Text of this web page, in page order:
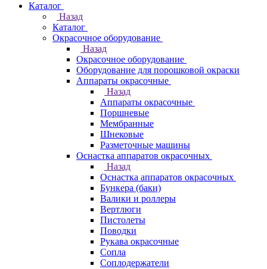
Каталог
Назад
Каталог
Окрасочное оборудование
Назад
Окрасочное оборудование
Оборудование для порошковой окраски
Аппараты окрасочные
Назад
Аппараты окрасочные
Поршневые
Мембранные
Шнековые
Разметочные машины
Оснастка аппаратов окрасочных
Назад
Оснастка аппаратов окрасочных
Бункера (баки)
Валики и роллеры
Вертлюги
Пистолеты
Поводки
Рукава окрасочные
Сопла
Соплодержатели